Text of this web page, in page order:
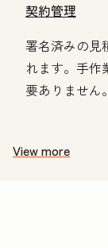
契約管理
署名済みの見
れます。手作
要ありません。
View more